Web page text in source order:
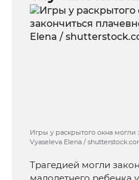
Игры у раскрытого окна могли
Vyaseleva Elena /
Трагедией могли